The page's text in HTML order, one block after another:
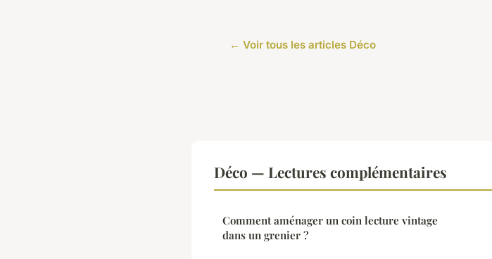
← Voir tous les articles Déco
Déco — Lectures complémentaires
Comment aménager un coin lecture vintage
dans un grenier ?